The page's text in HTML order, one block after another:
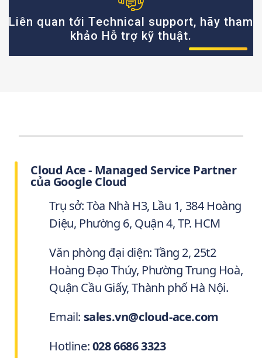
Liên quan tới Technical support, hãy tham
khảo Hỗ trợ kỹ thuật.
Cloud Ace - Managed Service Partner
của Google Cloud
Trụ sở: Tòa Nhà H3, Lầu 1, 384 Hoàng
Diệu, Phường 6, Quận 4, TP. HCM
Văn phòng đại diện: Tầng 2, 25t2
Hoàng Đạo Thúy, Phường Trung Hoà,
Quận Cầu Giấy, Thành phố Hà Nội.
Email: sales.vn@cloud-ace.com
Hotline:028 6686 3323